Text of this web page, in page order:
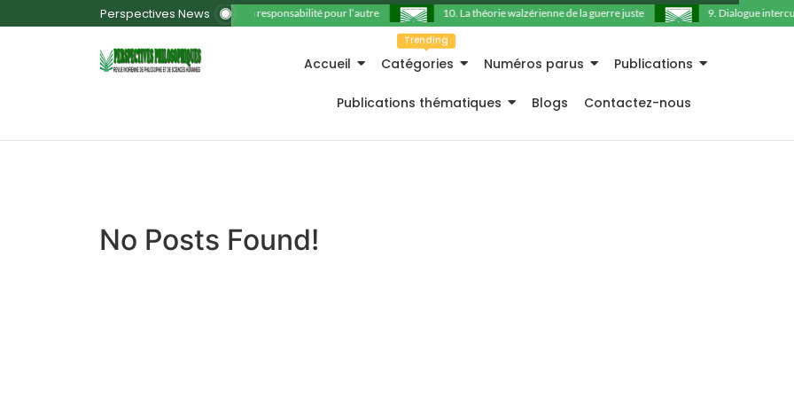
Perspectives News 11. La responsabilité pour l’autre 10. La théorie walzérienne de la guerre juste 9. Dialogue
Accueil Catégories
Trending
Numéros parus Publications
Publications thématiques Blogs Contactez-nous
No Posts Found!